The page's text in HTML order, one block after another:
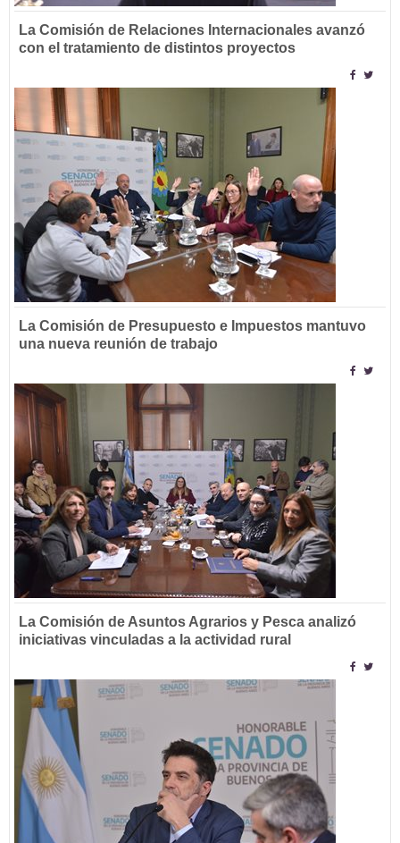
La Comisión de Relaciones Internacionales avanzó
con el tratamiento de distintos proyectos
La Comisión de Presupuesto e Impuestos mantuvo
una nueva reunión de trabajo
La Comisión de Asuntos Agrarios y Pesca analizó
iniciativas vinculadas a la actividad rural